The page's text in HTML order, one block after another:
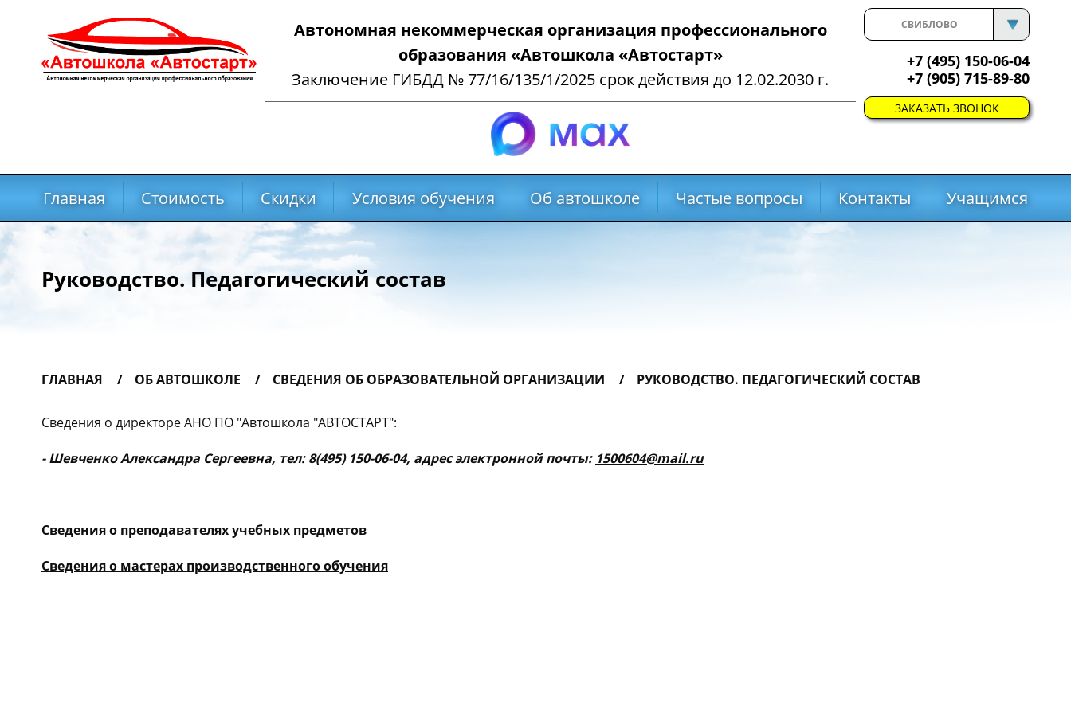
Автономная некоммерческая организация профессионального
образования «Автошкола «Автостарт»
Заключение ГИБДД № 77/16/135/1/2025 срок действия до 12.02.2030 г.
СВИБЛОВО
+7 (495) 150-06-04
+7 (905) 715-89-80
ЗАКАЗАТЬ ЗВОНОК
Главная Стоимость Скидки Условия обучения Об автошколе Частые вопросы Контакты Учащимся
Руководство. Педагогический состав
ГЛАВНАЯ ОБ АВТОШКОЛЕ СВЕДЕНИЯ ОБ ОБРАЗОВАТЕЛЬНОЙ ОРГАНИЗАЦИИ РУКОВОДСТВО. ПЕДАГОГИЧЕСКИЙ СОСТАВ
Сведения о директоре АНО ПО "Автошкола "АВТОСТАРТ":
- Шевченко Александра Сергеевна, тел: 8(495) 150-06-04, адрес электронной почты: 1500604@mail.ru
Сведения о преподавателях учебных предметов
Сведения о мастерах производственного обучения